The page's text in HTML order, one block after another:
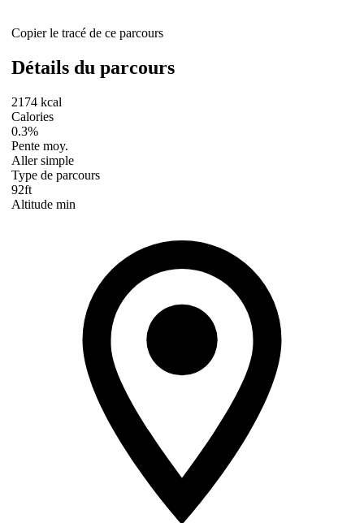
Copier le tracé de ce parcours
Détails du parcours
2174 kcal
Calories
0.3%
Pente moy.
Aller simple
Type de parcours
92ft
Altitude min